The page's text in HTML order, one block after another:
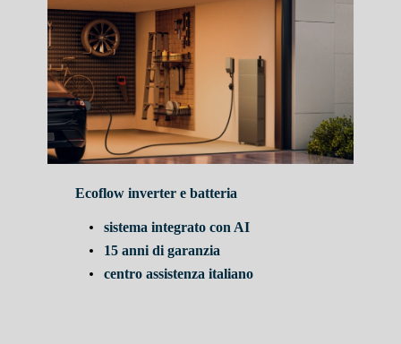
Ecoflow inverter e batteria
sistema integrato con AI
15 anni di garanzia
centro assistenza italiano